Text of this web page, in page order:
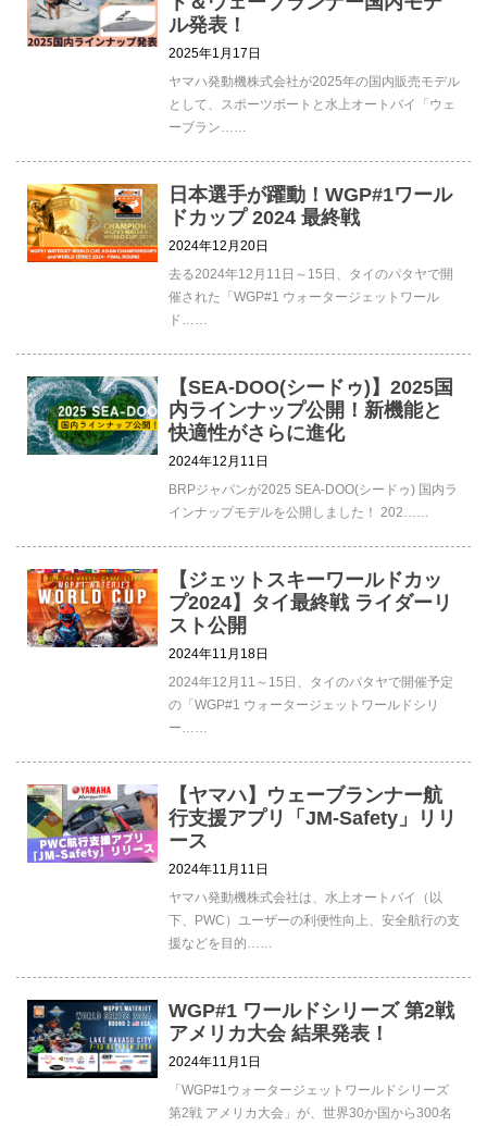
ル発表！
2025年1月17日
ヤマハ発動機株式会社が2025年の国内販売モデル
として、スポーツボートと水上オートバイ「ウェ
ーブラン……
日本選手が躍動！WGP#1ワール
ドカップ 2024 最終戦
2024年12月20日
去る2024年12月11日～15日、タイのパタヤで開
催された「WGP#1 ウォータージェットワール
ド……
【SEA-DOO(シードゥ)】2025国
内ラインナップ公開！新機能と
快適性がさらに進化
2024年12月11日
BRPジャパンが2025 SEA-DOO(シードゥ) 国内ラ
インナップモデルを公開しました！ 202……
【ジェットスキーワールドカッ
プ2024】タイ最終戦 ライダーリ
スト公開
2024年11月18日
2024年12月11～15日、タイのパタヤで開催予定
の「WGP#1 ウォータージェットワールドシリ
ー……
【ヤマハ】ウェーブランナー航
行支援アプリ「JM-Safety」リリ
ース
2024年11月11日
ヤマハ発動機株式会社は、水上オートバイ（以
下、PWC）ユーザーの利便性向上、安全航行の支
援などを目的……
WGP#1 ワールドシリーズ 第2戦
アメリカ大会 結果発表！
2024年11月1日
「WGP#1ウォータージェットワールドシリーズ
第2戦 アメリカ大会」が、世界30か国から300名